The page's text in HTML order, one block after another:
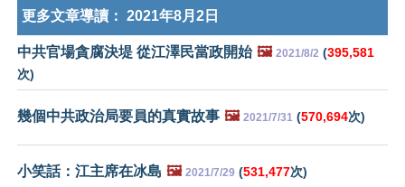
更多文章導讀： 2021年8月2日
中共官場貪腐決堤 從江澤民當政開始 🖼️ 2021/8/2 (395,581
次)
幾個中共政治局要員的真實故事 🖼️ 2021/7/31 (570,694次)
小笑話：江主席在冰島 🖼️ 2021/7/29 (531,477次)